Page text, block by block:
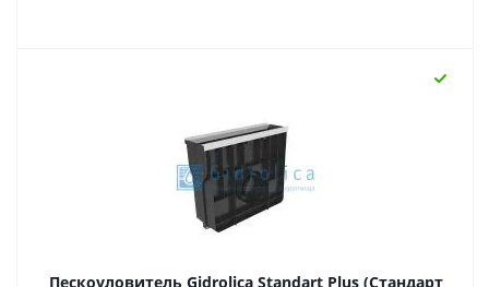
Пескоуловитель Gidrolica Standart Plus (Стандарт